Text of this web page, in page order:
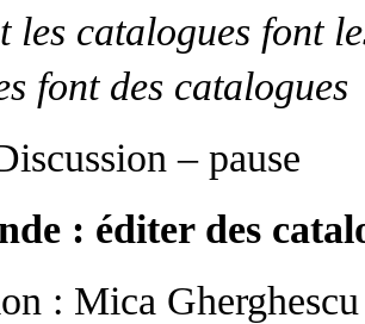
les catalogues font
font des catalogues
– pause
: éditer des
: Mica